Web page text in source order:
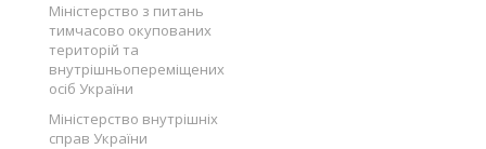
Міністерство з питань
тимчасово окупованих
територій та
внутрішньопереміщених
осіб України
Міністерство внутрішніх
справ України